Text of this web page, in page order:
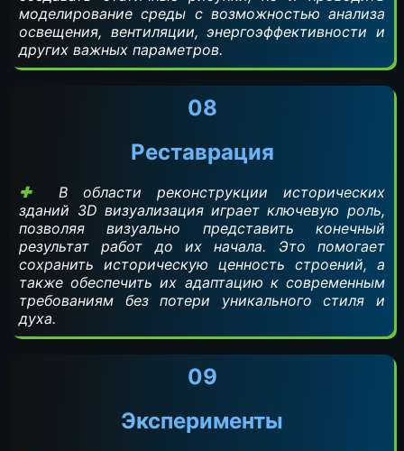
моделирование среды с возможностью анализа
освещения, вентиляции, энергоэффективности и
других важных параметров.
08
Реставрация
В области реконструкции исторических
зданий 3D визуализация играет ключевую роль,
позволяя визуально представить конечный
результат работ до их начала. Это помогает
сохранить историческую ценность строений, а
также обеспечить их адаптацию к современным
требованиям без потери уникального стиля и
духа.
09
Эксперименты